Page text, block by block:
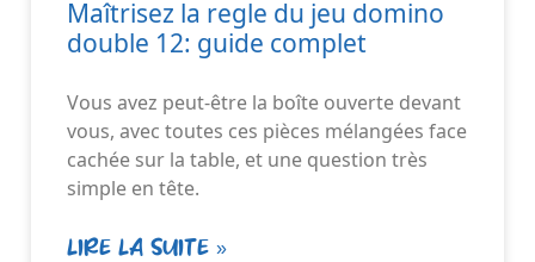
Maîtrisez la regle du jeu domino
double 12: guide complet
Vous avez peut-être la boîte ouverte devant
vous, avec toutes ces pièces mélangées face
cachée sur la table, et une question très
simple en tête.
LIRE LA SUITE »